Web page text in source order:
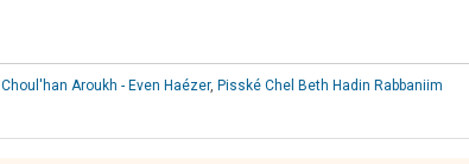
Choul'han Aroukh - Even Haézer, Pisské Chel Beth Hadin Rabbaniim